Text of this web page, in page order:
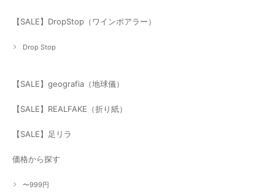
【SALE】DropStop（ワインポアラー）
Drop Stop
【SALE】geografia（地球儀）
【SALE】REALFAKE（折り紙）
【SALE】足リラ
価格から探す
〜999円